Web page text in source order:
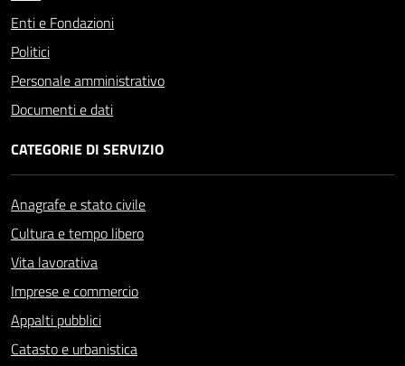
Enti e Fondazioni
Politici
Personale amministrativo
Documenti e dati
CATEGORIE DI SERVIZIO
Anagrafe e stato civile
Cultura e tempo libero
Vita lavorativa
Imprese e commercio
Appalti pubblici
Catasto e urbanistica